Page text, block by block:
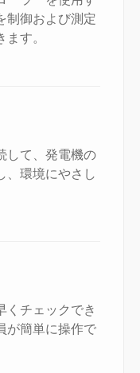
制御および測定
す。
して、発電機の
、環境にやさし
くチェックでき
が簡単に操作で